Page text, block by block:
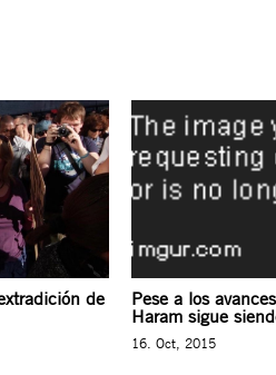
de
Pese a los
Haram sigue
16. Oct, 2015